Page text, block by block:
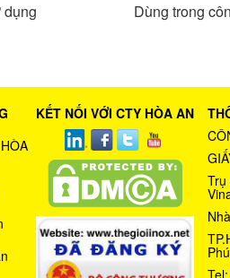
dụng Dùng trong công
KẾT NỐI VỚI CTY HÒA AN
Trụ